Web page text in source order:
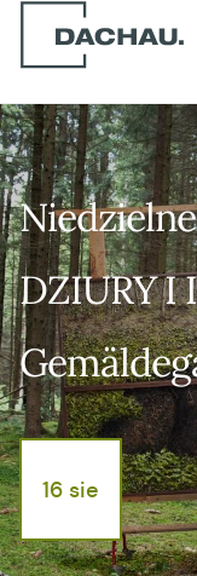
DZIURY I
16 sie